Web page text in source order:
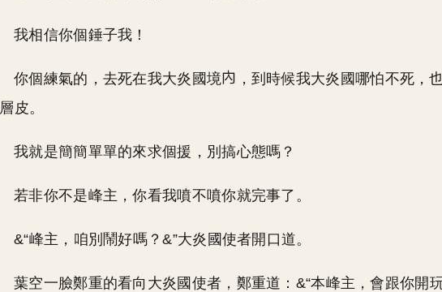
我相信你個錘子我！
你個練氣的，去死在我大炎國境
，到時候我大炎國哪怕不死，
層皮。
我就是簡簡單單的來求個援，別搞心態嗎？
若非你不是峰主，你看我噴不噴你就完事了。
&“峰主，咱別鬧好嗎？&”大炎國使者開口道。
葉空一臉鄭重的看向大炎國使者，鄭重道：&“本峰主，會跟你開